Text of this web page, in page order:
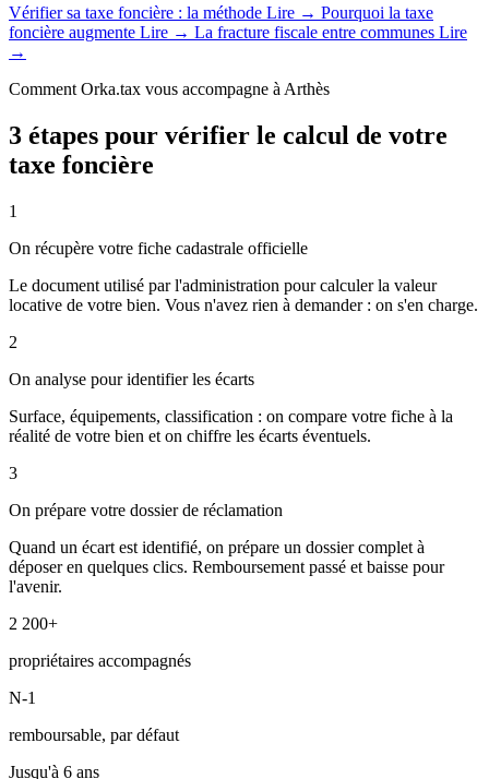
Vérifier sa taxe foncière : la méthode Lire → Pourquoi la taxe
foncière augmente Lire → La fracture fiscale entre communes Lire
→
Comment Orka.tax vous accompagne à Arthès
3 étapes pour vérifier le calcul de votre
taxe foncière
1
On récupère votre fiche cadastrale officielle
Le document utilisé par l'administration pour calculer la valeur
locative de votre bien. Vous n'avez rien à demander : on s'en charge.
2
On analyse pour identifier les écarts
Surface, équipements, classification : on compare votre fiche à la
réalité de votre bien et on chiffre les écarts éventuels.
3
On prépare votre dossier de réclamation
Quand un écart est identifié, on prépare un dossier complet à
déposer en quelques clics. Remboursement passé et baisse pour
l'avenir.
2 200+
propriétaires accompagnés
N-1
remboursable, par défaut
Jusqu'à 6 ans